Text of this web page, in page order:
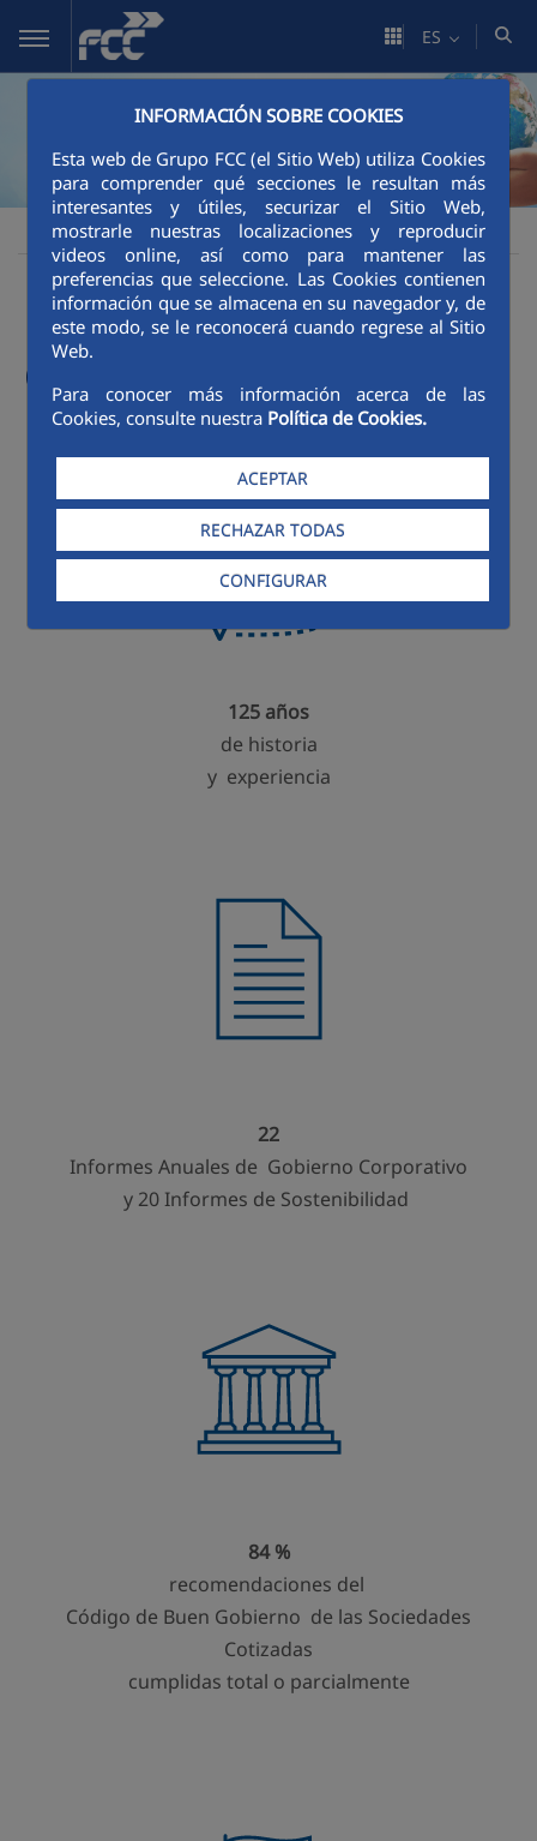
Saltar al contenido principal
INFORMACIÓN SOBRE COOKIES
Esta web de Grupo FCC (el Sitio Web) utiliza Cookies
para comprender qué secciones le resultan más
interesantes y útiles, securizar el Sitio Web,
mostrarle nuestras localizaciones y reproducir
videos online, así como para mantener las
preferencias que seleccione. Las Cookies contienen
información que se almacena en su navegador y, de
este modo, se le reconocerá cuando regrese al Sitio
Web.
Para conocer más información acerca de las
Cookies, consulte nuestra Política de Cookies.
ACEPTAR
RECHAZAR TODAS
CONFIGURAR
ES
FCC Sostenibilidad Buen gobierno Buen gobierno
Principales magnitudes
de gobierno
125 años
de historia
y experiencia
22
Informes Anuales de Gobierno Corporativo
y 20 Informes de Sostenibilidad
84 %
recomendaciones del
Código de Buen Gobierno de las Sociedades
Cotizadas
cumplidas total o parcialmente